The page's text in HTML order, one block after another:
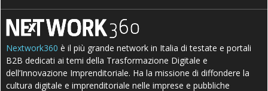
Nextwork360 è il più grande network in Italia di testate e portali
B2B dedicati ai temi della Trasformazione Digitale e
dell’Innovazione Imprenditoriale. Ha la missione di diffondere la
cultura digitale e imprenditoriale nelle imprese e pubbliche